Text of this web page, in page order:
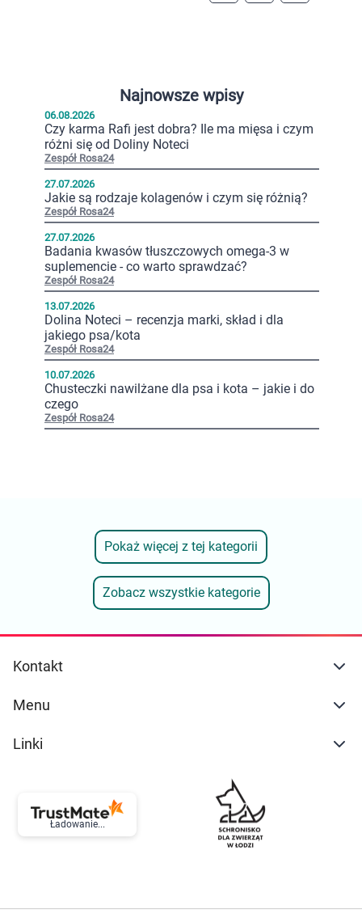
Najnowsze wpisy
06.08.2026
Czy karma Rafi jest dobra? Ile ma mięsa i czym
różni się od Doliny Noteci
Zespół Rosa24
27.07.2026
Jakie są rodzaje kolagenów i czym się różnią?
Zespół Rosa24
27.07.2026
Badania kwasów tłuszczowych omega-3 w
suplemencie - co warto sprawdzać?
Zespół Rosa24
13.07.2026
Dolina Noteci – recenzja marki, skład i dla
jakiego psa/kota
Zespół Rosa24
10.07.2026
Chusteczki nawilżane dla psa i kota – jakie i do
czego
Zespół Rosa24
Zobacz wszystkie kategorie
Pokaż więcej z tej kategorii
Kontakt
Menu
Linki
Ładowanie...